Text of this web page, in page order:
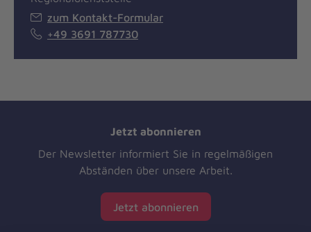
zum Kontakt-Formular
+49 3691 787730
Jetzt abonnieren
Der Newsletter informiert Sie in regelmäßigen
Abständen über unsere Arbeit.
Jetzt abonnieren